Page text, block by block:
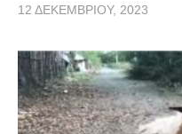
12 ΔΕΚΕΜΒΡΊΟΥ, 2023